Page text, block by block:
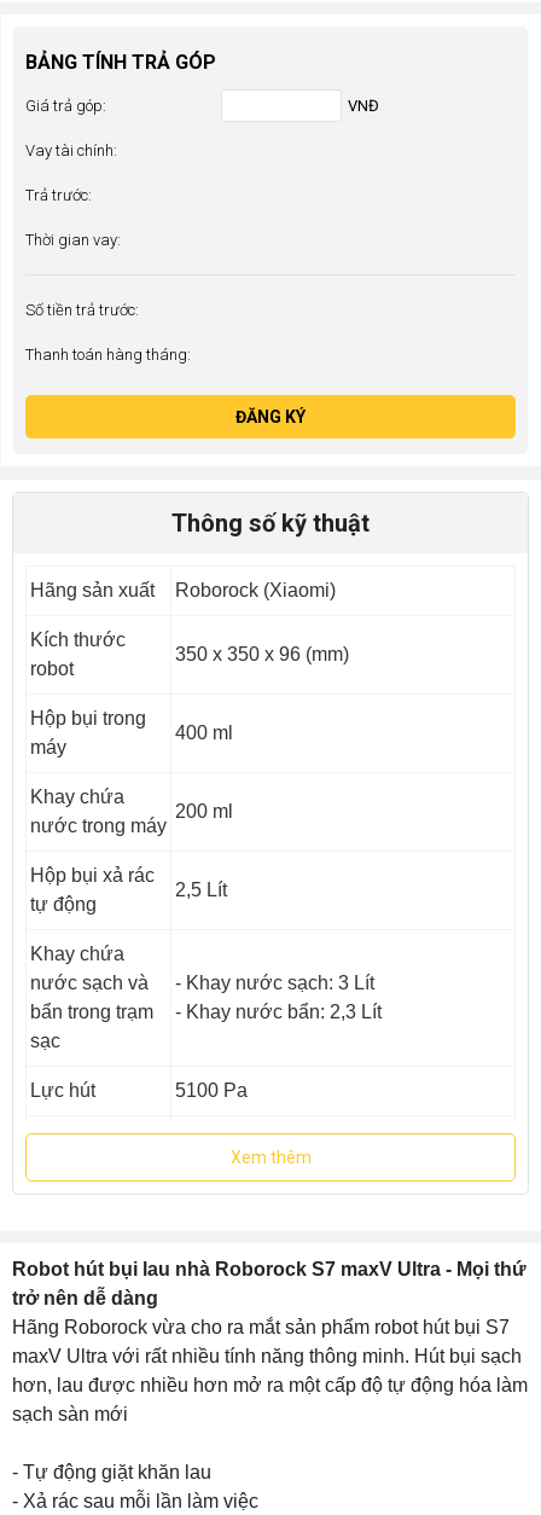
BẢNG TÍNH TRẢ GÓP
Giá trả góp: VNĐ
Vay tài chính:
Trả trước:
Thời gian vay:
Số tiền trả trước:
Thanh toán hàng tháng:
ĐĂNG KÝ
Thông số kỹ thuật
Hãng sản xuất Roborock (Xiaomi)
Kích thước
robot
350 x 350 x 96 (mm)
Hộp bụi trong
máy
400 ml
Khay chứa
nước trong máy
200 ml
Hộp bụi xả rác
tự động
2,5 Lít
Khay chứa
nước sạch và
bẩn trong trạm
sạc
- Khay nước sạch: 3 Lít
- Khay nước bẩn: 2,3 Lít
Lực hút 5100 Pa
Dung lượng pin 5200 mAh
Diện tích làm
TÍnh năng
- Hút bụi
- Giặt khăn tự động, xả rác tự động
- Lưu 4 map, tạo tường ảo, tùy chỉnh
đa chế độ làm sạch...
Bảo hành 24 tháng
Xem thêm
Robot hút bụi lau nhà Roborock S7 maxV Ultra - Mọi thứ
trở nên dễ dàng
Hãng Roborock vừa cho ra mắt sản phẩm robot hút bụi S7
maxV Ultra với rất nhiều tính năng thông minh. Hút bụi sạch
hơn, lau được nhiều hơn mở ra một cấp độ tự động hóa làm
sạch sàn mới
- Tự động giặt khăn lau
- Xả rác sau mỗi lần làm việc